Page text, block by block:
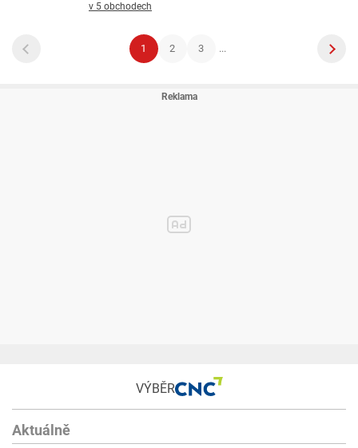
v 5 obchodech
1 2 3 ...
VÝBĚR
Aktuálně